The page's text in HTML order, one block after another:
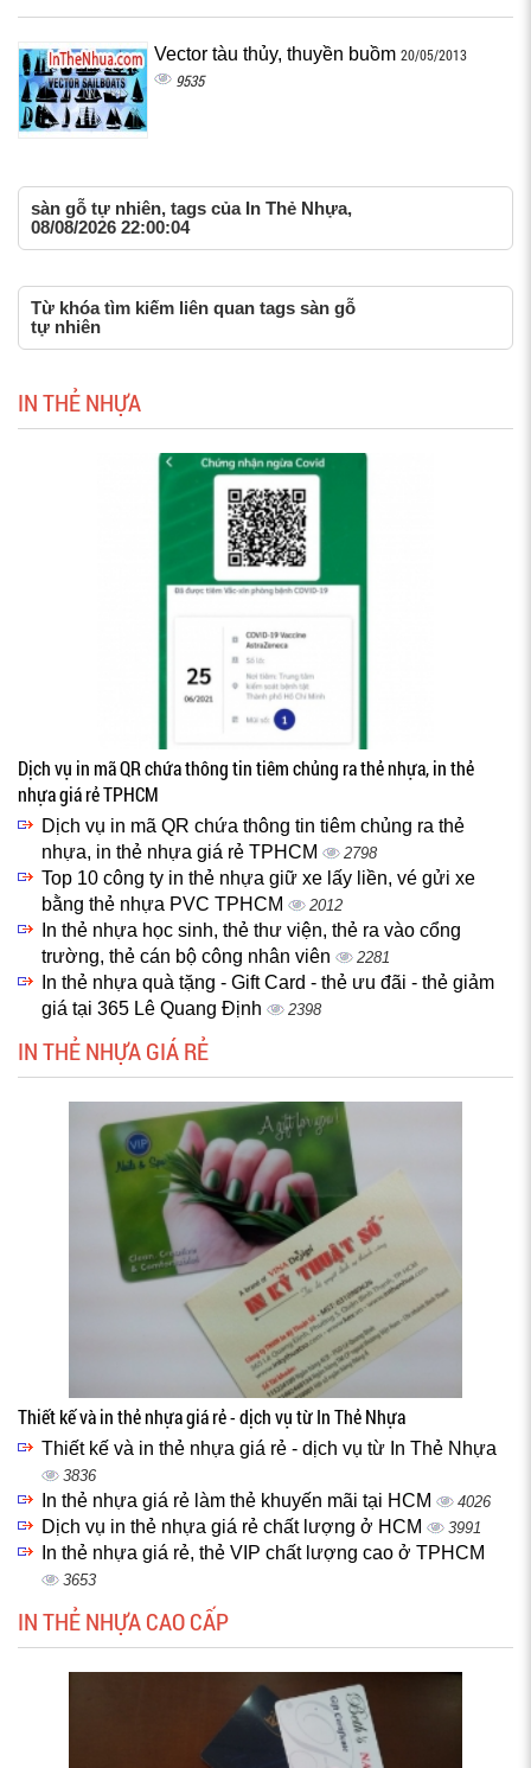
Vector tàu thủy, thuyền buồm 20/05/2013
9535
sàn gỗ tự nhiên, tags của In Thẻ Nhựa,
08/08/2026 22:00:04
Từ khóa tìm kiếm liên quan tags sàn gỗ
tự nhiên
IN THẺ NHỰA
Dịch vụ in mã QR chứa thông tin tiêm chủng ra thẻ nhựa, in thẻ
nhựa giá rẻ TPHCM
Dịch vụ in mã QR chứa thông tin tiêm chủng ra thẻ
nhựa, in thẻ nhựa giá rẻ TPHCM
2798
Top 10 công ty in thẻ nhựa giữ xe lấy liền, vé gửi xe
bằng thẻ nhựa PVC TPHCM
2012
In thẻ nhựa học sinh, thẻ thư viện, thẻ ra vào cổng
trường, thẻ cán bộ công nhân viên
2281
In thẻ nhựa quà tặng - Gift Card - thẻ ưu đãi - thẻ giảm
giá tại 365 Lê Quang Định
2398
IN THẺ NHỰA GIÁ RẺ
Thiết kế và in thẻ nhựa giá rẻ - dịch vụ từ In Thẻ Nhựa
Thiết kế và in thẻ nhựa giá rẻ - dịch vụ từ In Thẻ Nhựa
3836
In thẻ nhựa giá rẻ làm thẻ khuyến mãi tại HCM 4026
Dịch vụ in thẻ nhựa giá rẻ chất lượng ở HCM 3991
In thẻ nhựa giá rẻ, thẻ VIP chất lượng cao ở TPHCM
3653
IN THẺ NHỰA CAO CẤP